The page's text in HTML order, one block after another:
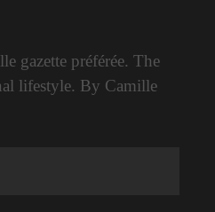
gazette préférée. The
lifestyle. By Camille